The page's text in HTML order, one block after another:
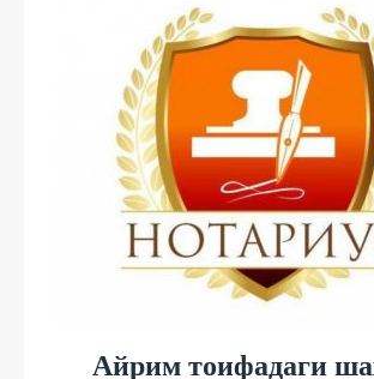
Айрим тоифадаги